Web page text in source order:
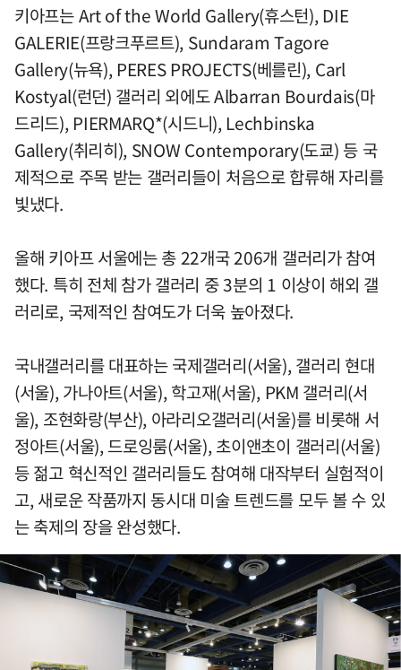
키아프는 Art of the World Gallery(휴스턴), DIE
GALERIE(프랑크푸르트), Sundaram Tagore
Gallery(뉴욕), PERES PROJECTS(베를린), Carl
Kostyal(런던) 갤러리 외에도 Albarran Bourdais(마
드리드), PIERMARQ*(시드니), Lechbinska
Gallery(취리히), SNOW Contemporary(도쿄) 등 국
제적으로 주목 받는 갤러리들이 처음으로 합류해 자리를
빛냈다.
올해 키아프 서울에는 총 22개국 206개 갤러리가 참여
했다. 특히 전체 참가 갤러리 중 3분의 1 이상이 해외 갤
러리로, 국제적인 참여도가 더욱 높아졌다.
국내갤러리를 대표하는 국제갤러리(서울), 갤러리 현대
(서울), 가나아트(서울), 학고재(서울), PKM 갤러리(서
울), 조현화랑(부산), 아라리오갤러리(서울)를 비롯해 서
정아트(서울), 드로잉룸(서울), 초이앤초이 갤러리(서울)
등 젊고 혁신적인 갤러리들도 참여해 대작부터 실험적이
고, 새로운 작품까지 동시대 미술 트렌드를 모두 볼 수 있
는 축제의 장을 완성했다.